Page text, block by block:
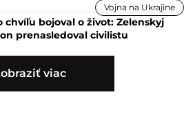
Vojna na Ukrajine
chvíľu bojoval o život: Zelenskyj
prenasledoval civilistu
viac